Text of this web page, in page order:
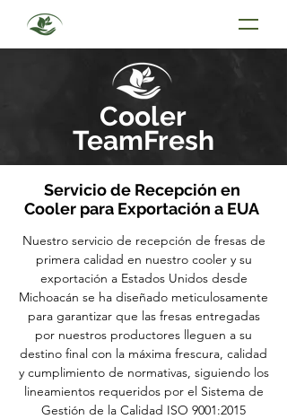
Cooler
TeamFresh
Servicio de Recepción en
Cooler para Exportación a EUA
Nuestro servicio de recepción de fresas de
primera calidad en nuestro cooler y su
exportación a Estados Unidos desde
Michoacán se ha diseñado meticulosamente
para garantizar que las fresas entregadas
por nuestros productores lleguen a su
destino final con la máxima frescura, calidad
y cumplimiento de normativas, siguiendo los
lineamientos requeridos por el Sistema de
Gestión de la Calidad ISO 9001:2015